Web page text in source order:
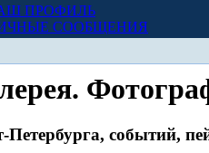
ПРОФИЛЬ
СООБЩЕНИЯ
событий,